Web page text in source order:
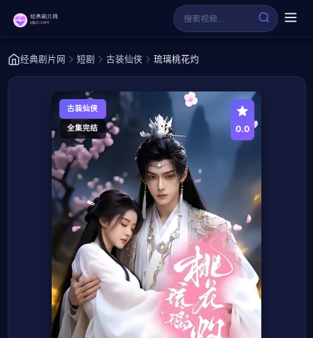
经典剧片网 短剧 古装仙侠 琉璃桃花灼
古装仙侠
全集完结 0.0